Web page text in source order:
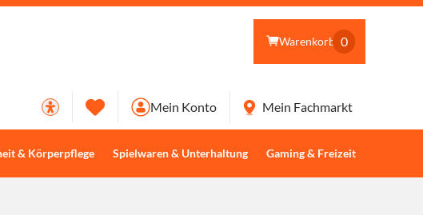
Warenkorb 0
& Körperpflege Spielwaren & Unterhaltung Gaming & Freizeit
Mein Konto Mein Fachmarkt